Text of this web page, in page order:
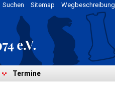
Wegbeschreibung
Sitemap
Suchen
Termine